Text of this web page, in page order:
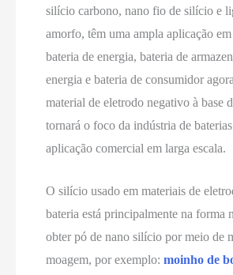
silício carbono, nano fio de silício e
amorfo, têm uma ampla aplicação
bateria de energia, bateria de
energia e bateria de consumidor
material de eletrodo negativo à base
tornará o foco da indústria de
aplicação comercial em larga escala.
O silício usado em materiais de
bateria está principalmente na forma
obter pó de nano silício por meio de
moagem, por exemplo: moinho de